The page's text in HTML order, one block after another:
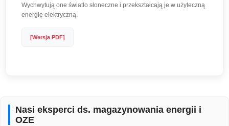
Wychwytują one światło słoneczne i przekształcają je w użyteczną
energię elektryczną.
[Wersja PDF]
Nasi eksperci ds. magazynowania energii i
OZE